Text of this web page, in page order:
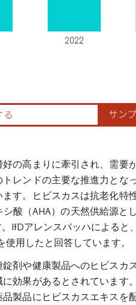
の高まりに牽引され、需要
レンドの主要な推進力とな
す。ヒビスカスは抗老化特
酸（AHA）の天然供給源と
IfDアレンスバッハによると
用したと回答しています。
剤や健康製品へのヒビスカ
効果があるとされています
製品にヒビスカスエキスを